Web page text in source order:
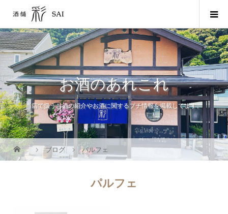
お酒のあれこれ
当店で扱うお酒の紹介やお酒に関するプチ情報を掲載してます。
ブログ パルフェ
パルフェ